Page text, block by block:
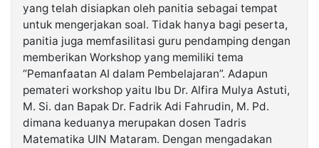
yang telah disiapkan oleh panitia sebagai tempat
untuk mengerjakan soal. Tidak hanya bagi peserta,
panitia juga memfasilitasi guru pendamping dengan
memberikan Workshop yang memiliki tema
“Pemanfaatan AI dalam Pembelajaran”. Adapun
pemateri workshop yaitu Ibu Dr. Alfira Mulya Astuti,
M. Si. dan Bapak Dr. Fadrik Adi Fahrudin, M. Pd.
dimana keduanya merupakan dosen Tadris
Matematika UIN Mataram. Dengan mengadakan